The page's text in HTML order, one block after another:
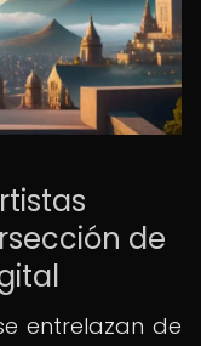
de
entrelazan de